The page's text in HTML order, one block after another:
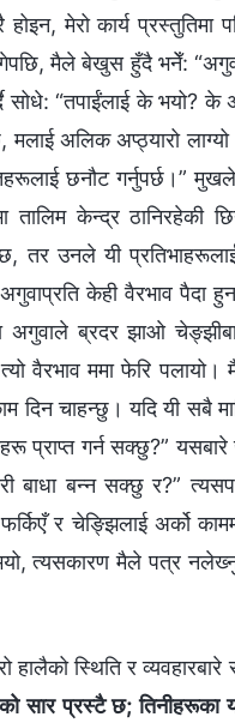
होइन, मेरो कार्य
मैले बेखुस हुँदै भनेँ:
सोधे: “तपाईंलाई के भयो?
अलिक अप्ठ्यारो
छनौट गर्नुपर्छ।”
तालिम केन्द्र ठानिरहेकी
तर उनले यी
केही वैरभाव पैदा
अगुवाले ब्रदर झाओ
त्यो वैरभाव ममा फेरि
दिन चाहन्छु। यदि यी सबै
प्राप्त गर्न सक्छु?”
बाधा बन्न सक्छु र?”
र चेङ्झिलाई अर्को
त्यसकारण मैले पत्र
स्थिति र
सार प्रस्टै छ;